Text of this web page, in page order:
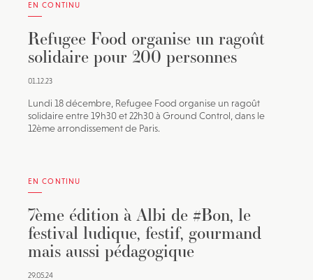
EN CONTINU
Refugee Food organise un ragoût
solidaire pour 200 personnes
01.12.23
Lundi 18 décembre, Refugee Food organise un ragoût
solidaire entre 19h30 et 22h30 à Ground Control, dans le
12ème arrondissement de Paris.
EN CONTINU
7ème édition à Albi de #Bon, le
festival ludique, festif, gourmand
mais aussi pédagogique
29.05.24